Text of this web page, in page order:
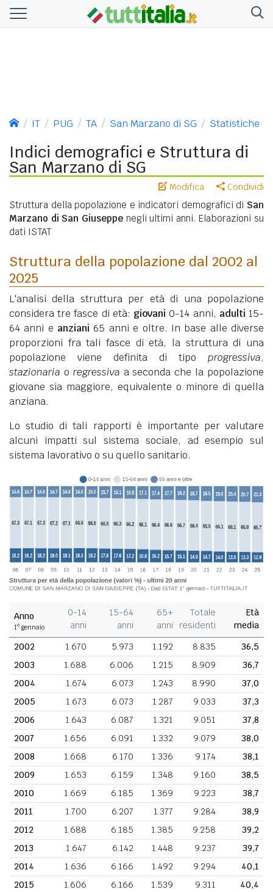
IT PUG TA San Marzano di SG Statistiche
Indici demografici e Struttura di
San Marzano di SG
Modifica Condividi
Struttura della popolazione e indicatori demografici di San
Marzano di San Giuseppenegli ultimi anni. Elaborazioni su
dati ISTAT
Struttura della popolazione dal 2002 al
2025
L'analisi della struttura per età di una popolazione
considera tre fasce di età: giovani 0-14 anni, adulti 15-
64 anni e anziani 65 anni e oltre. In base alle diverse
proporzioni fra tali fasce di età, la struttura di una
popolazione viene definita di tipo progressiva,
stazionaria o regressiva a seconda che la popolazione
giovane sia maggiore, equivalente o minore di quella
anziana.
Lo studio di tali rapporti è importante per valutare
alcuni impatti sul sistema sociale, ad esempio sul
sistema lavorativo o su quello sanitario.
Anno
1° gennaio
0-14
anni
15-64
anni
65+
anni
Totale
residenti
Età
media
2002
1.670 5.973 1.192 8.835
36,5
2003
1.688 6.006 1.215 8.909
36,7
2004
1.674 6.073 1.243 8.990
37,0
2005
1.673 6.073 1.287 9.033
37,3
2006
1.643 6.087 1.321 9.051
37,8
2007
1.656 6.091 1.332 9.079
38,0
2008
1.668 6.170 1.336 9.174
38,1
2009
1.653 6.159 1.348 9.160
38,5
2010
1.669 6.185 1.369 9.223
38,7
2011
1.700 6.207 1.377 9.284
38,9
2012
1.688 6.185 1.385 9.258
39,2
2013
1.647 6.142 1.448 9.237
39,7
2014
1.636 6.166 1.492 9.294
40,1
2015
1.606 6.166 1.539 9.311
40,4